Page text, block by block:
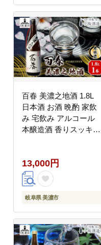
百春 美濃之地酒 1.8L
日本酒 お酒 晩酌 家飲
み 宅飲み アルコール
本醸造酒 香りスッキリ
岐阜県 美濃市
13,000円
岐阜県 美濃市